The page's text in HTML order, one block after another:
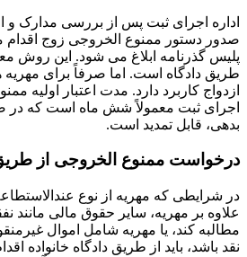
اداره اجرای ثبت پس از بررسی مدارک و
صدور دستور ممنوع الخروجی زوج اقدام
پلیس گذرنامه ابلاغ می شود. این روش
طریق دادگاه است. اما صرفاً برای
ازدواج کاربرد دارد. مدت اعتبار اولیه
اجرای ثبت معمولاً شش ماه است که
بدهی، قابل تمدید است.
درخواست ممنوع الخروجی از طریق
در شرایطی که مهریه از نوع
علاوه بر مهریه، سایر حقوق مالی مانند
مطالبه کند، یا مهریه شامل اموال
نقد باشد، باید از طریق دادگاه خانواده